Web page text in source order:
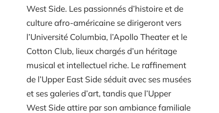
West Side. Les passionnés d’histoire et de
culture afro-américaine se dirigeront vers
l’Université Columbia, l’Apollo Theater et le
Cotton Club, lieux chargés d’un héritage
musical et intellectuel riche. Le raffinement
de l’Upper East Side séduit avec ses musées
et ses galeries d’art, tandis que l’Upper
West Side attire par son ambiance familiale